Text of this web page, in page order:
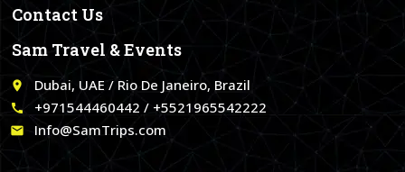
Contact Us
Sam Travel & Events
place Dubai, UAE / Rio De Janeiro, Brazil
call +971544460442 / +5521965542222
email Info@SamTrips.com